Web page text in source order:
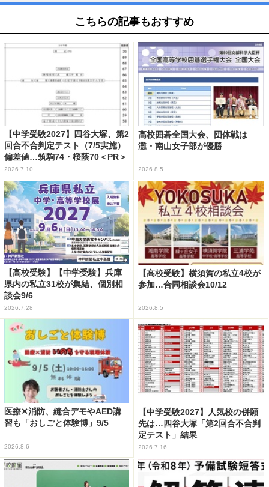
こちらの記事もおすすめ
【中学受験2027】四谷大塚、第2
回合不合判定テスト（7/5実施）
偏差値…筑駒74・桜蔭70＜PR＞
2026.7.10
高校囲碁全国大会、団体戦は
灘・南山女子部が優勝
2026.8.5
【高校受験】【中学受験】兵庫
県内の私立31校が集結、個別相
談会9/6
2026.7.28
【高校受験】横須賀の私立4校が
参加…合同相談会10/12
2026.8.5
医療✕消防、縫合デモやAED講
習も「おしごと体験博」9/5
2026.8.6
【中学受験2027】人気校の併願
先は…四谷大塚「第2回合不合判
定テスト」結果
2026.7.16